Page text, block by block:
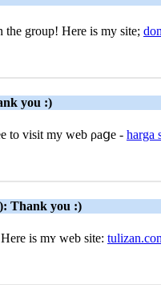
group! Here is my sitе;
you :)
to visit my web ρaցe - harga
): Thank you :)
is mʏ web site: